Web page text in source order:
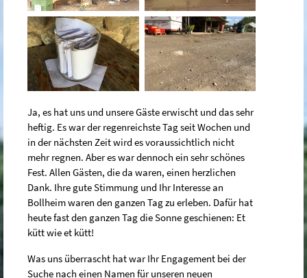
Ja, es hat uns und unsere Gäste erwischt und das sehr
heftig. Es war der regenreichste Tag seit Wochen und
in der nächsten Zeit wird es voraussichtlich nicht
mehr regnen. Aber es war dennoch ein sehr schönes
Fest. Allen Gästen, die da waren, einen herzlichen
Dank. Ihre gute Stimmung und Ihr Interesse an
Bollheim waren den ganzen Tag zu erleben. Dafür hat
heute fast den ganzen Tag die Sonne geschienen: Et
kütt wie et kütt!
Was uns überrascht hat war Ihr Engagement bei der
Suche nach einen Namen für unseren neuen